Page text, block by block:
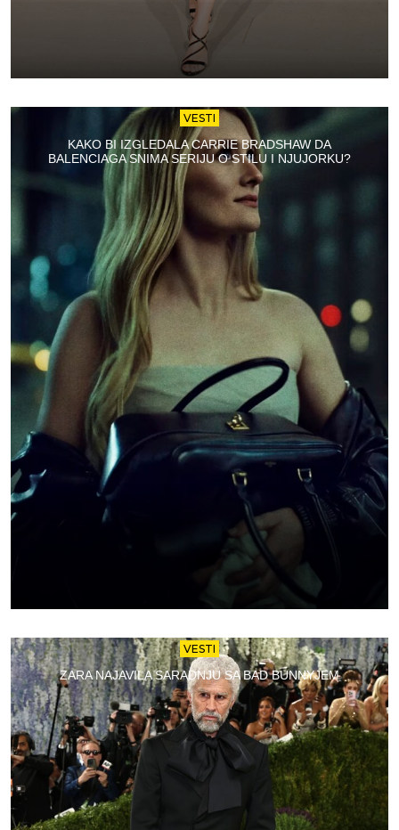
VESTI
KAKO BI IZGLEDALA CARRIE BRADSHAW DA
BALENCIAGA SNIMA SERIJU O STILU I NJUJORKU?
VESTI
ZARA NAJAVILA SARADNJU SA BAD BUNNYJEM